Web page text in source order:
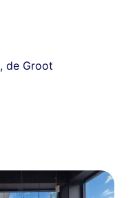
,de Groot